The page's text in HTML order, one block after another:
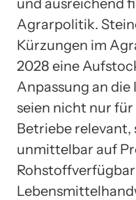
und ausreichend
Agrarpolitik.
Kürzungen im
2028 eine
Anpassung an
seien nicht nur
Betriebe
unmittelbar auf